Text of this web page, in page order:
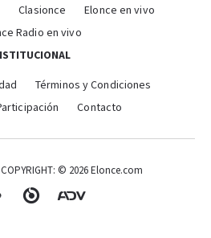
Clasionce
Elonce en vivo
Radio en vivo
Términos y Condiciones
Contacto
© 2026 Elonce.com